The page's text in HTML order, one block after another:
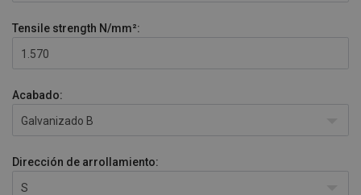
Tensile strength N/mm²:
1.570
Acabado:
Galvanizado B
Dirección de arrollamiento:
S